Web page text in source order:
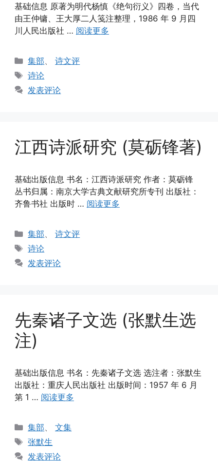
基础信息 原著为明代杨慎《绝句衍义》四卷，当代
由王仲镛、王大厚二人笺注整理，1986 年 9 月四
川人民出版社 … 阅读更多
分
类
集部、诗文评
标
签
诗论
发表评论
江西诗派研究 (莫砺锋著)
基础出版信息 书名：江西诗派研究 作者：莫砺锋
丛书归属：南京大学古典文献研究所专刊 出版社：
齐鲁书社 出版时 … 阅读更多
分
类
集部、诗文评
标
签
诗论
发表评论
先秦诸子文选 (张默生选
注)
基础出版信息 书名：先秦诸子文选 选注者：张默生
出版社：重庆人民出版社 出版时间：1957 年 6 月
第 1 … 阅读更多
分
类
集部、文集
标
签
张默生
发表评论